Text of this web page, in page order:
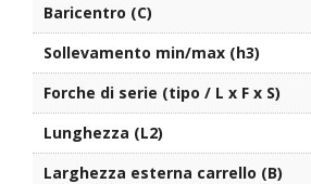
Baricentro (C)
Sollevamento min/max (h3)
Forche di serie (tipo / L x F x S)
Lunghezza (L2)
Larghezza esterna carrello (B)